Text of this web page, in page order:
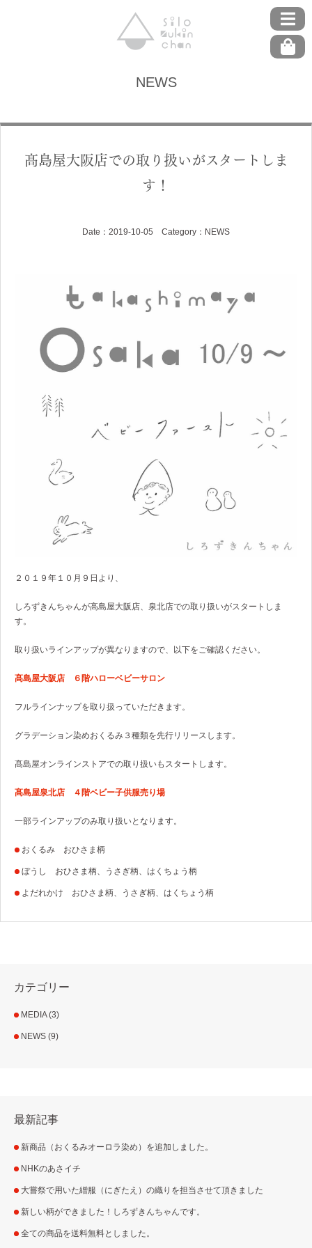
NEWS
髙島屋大阪店での取り扱いがスタートしま
す！
Date：2019-10-05 Category： NEWS
２０１９年１０月９日より、
しろずきんちゃんが高島屋大阪店、泉北店での取り扱いがスタートしま
す。
取り扱いラインアップが異なりますので、以下をご確認ください。
髙島屋大阪店 ６階ハローベビーサロン
フルラインナップを取り扱っていただきます。
グラデーション染めおくるみ３種類を先行リリースします。
髙島屋オンラインストアでの取り扱いもスタートします。
髙島屋泉北店 ４階ベビー子供服売り場
一部ラインアップのみ取り扱いとなります。
おくるみ おひさま柄
ぼうし おひさま柄、うさぎ柄、はくちょう柄
よだれかけ おひさま柄、うさぎ柄、はくちょう柄
カテゴリー
MEDIA(3)
NEWS (9)
最新記事
新商品（おくるみオーロラ染め）を追加しました。
NHKのあさイチ
大嘗祭で用いた繒服（にぎたえ）の織りを担当させて頂きました
新しい柄ができました！しろずきんちゃんです。
全ての商品を送料無料としました。